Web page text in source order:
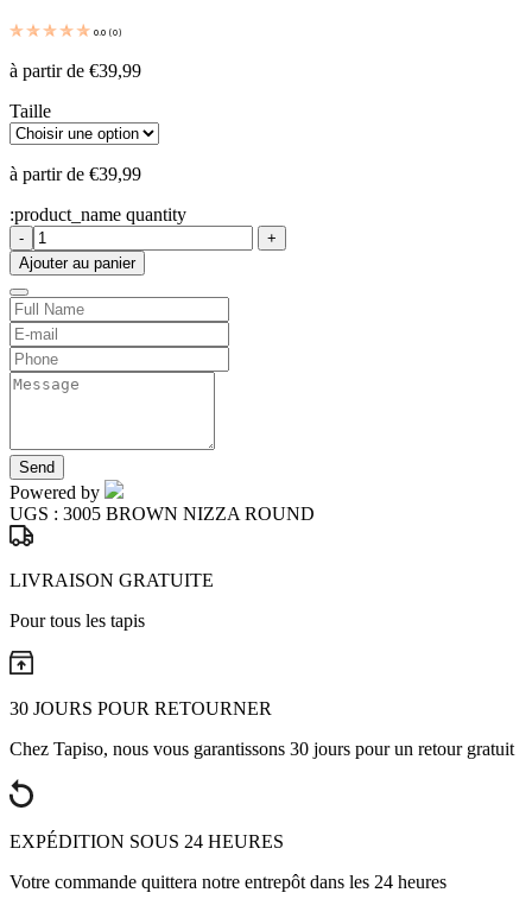
0.0 (0)
à partir de €39,99
Taille
à partir de €39,99
:product_name quantity
-
+
Ajouter au panier
Send
Powered by
UGS : 3005 BROWN NIZZA ROUND
LIVRAISON GRATUITE
Pour tous les tapis
30 JOURS POUR RETOURNER
Chez Tapiso, nous vous garantissons 30 jours pour un retour gratuit
EXPÉDITION SOUS 24 HEURES
Votre commande quittera notre entrepôt dans les 24 heures